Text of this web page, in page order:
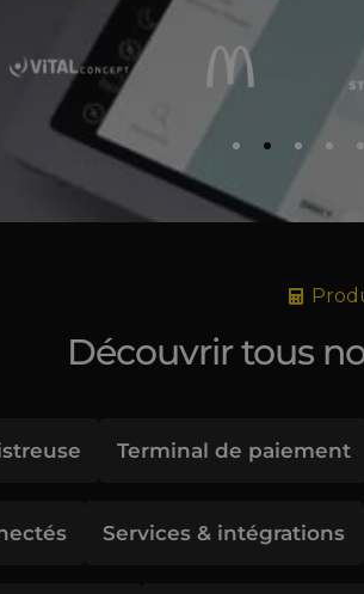
Découvrir tous
Terminal de paiement
Services & intégrations